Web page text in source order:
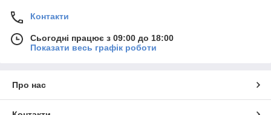
Контакти
Сьогодні працює з 09:00 до 18:00
Показати весь графік роботи
Про нас